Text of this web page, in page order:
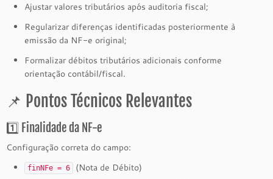
Ajustar valores tributários após auditoria fiscal;
Regularizar diferenças identificadas posteriormente à
emissão da NF-e original;
Formalizar débitos tributários adicionais conforme
orientação contábil/fiscal.
📌 Pontos Técnicos Relevantes
1️⃣ Finalidade da NF-e
Configuração correta do campo:
finNFe = 6 (Nota de Débito)